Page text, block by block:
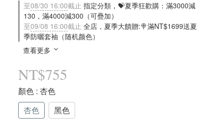
至08/30 16:00截止 指定分類，💝夏季狂歡購：滿3000減
130，滿4000減300（可疊加）
至09/08 16:00截止 全店，夏季大饋贈:🍭滿NT$1699送夏
季防曬套袖（随机颜色）
查看更多
NT$755
顏色 : 杏色
杏色
黑色